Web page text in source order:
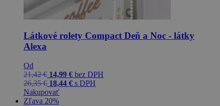
Látkové rolety Compact Deň a Noc - látky
Alexa
Od
21,42€ 14,99 € bez DPH
26,35€ 18,44 € s DPH
Nakupovať
Zľava 20%